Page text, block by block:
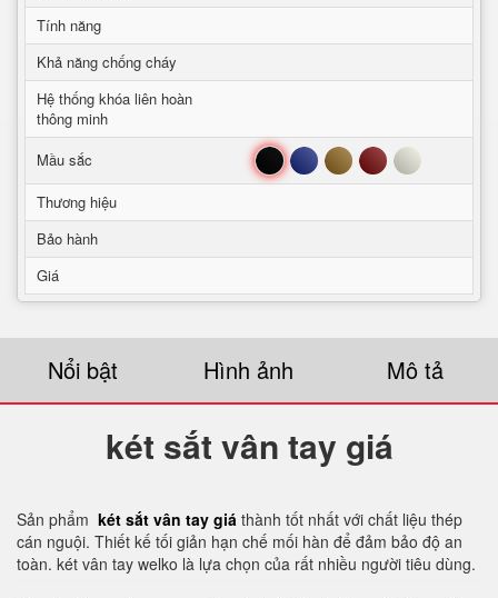
Tính năng
Khả năng chống cháy
Hệ thống khóa liên hoàn
thông minh
Mầu sắc
Đen Xanh Nâu Đỏ Trắng
Thương hiệu
Bảo hành
Giá
Nổi bật Hình ảnh Mô tả
két sắt vân tay giá
Sản phẩm két sắt vân tay giá thành tốt nhất với chất liệu thép
cán nguội. Thiết kế tối giản hạn chế mối hàn để đảm bảo độ an
toàn. két vân tay welko là lựa chọn của rất nhiều người tiêu dùng.